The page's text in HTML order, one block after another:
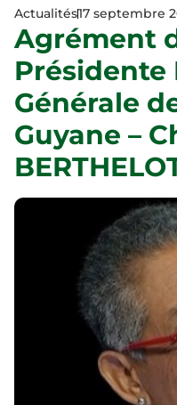
Actualités17 septembre
Agrément
Générale
Guyane –